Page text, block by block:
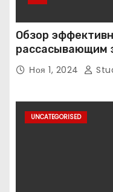
Обзор
рассасывающим
Ноя 1, 2024
UNCATEGORISED